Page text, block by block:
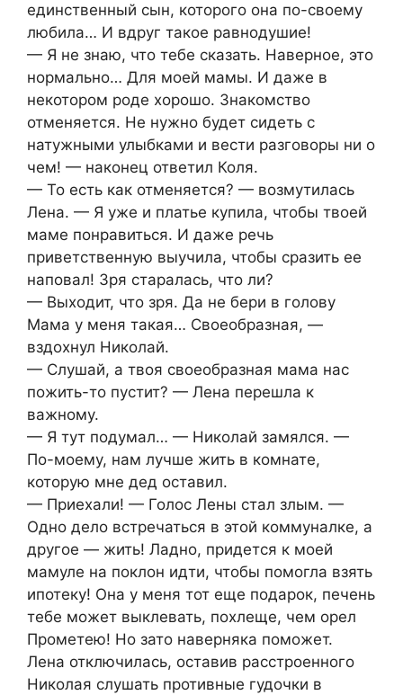
единственный сын, которого она по-своему
любила… И вдруг такое равнодушие!
— Я не знаю, что тебе сказать. Наверное, это
нормально… Для моей мамы. И даже в
некотором роде хорошо. Знакомство
отменяется. Не нужно будет сидеть с
натужными улыбками и вести разговоры ни о
чем! — наконец ответил Коля.
— То есть как отменяется? — возмутилась
Лена. — Я уже и платье купила, чтобы твоей
маме понравиться. И даже речь
приветственную выучила, чтобы сразить ее
наповал! Зря старалась, что ли?
— Выходит, что зря. Да не бери в голову
Мама у меня такая… Своеобразная, —
вздохнул Николай.
— Слушай, а твоя своеобразная мама нас
пожить-то пустит? — Лена перешла к
важному.
— Я тут подумал… — Николай замялся. —
По-моему, нам лучше жить в комнате,
которую мне дед оставил.
— Приехали! — Голос Лены стал злым. —
Одно дело встречаться в этой коммуналке, а
другое — жить! Ладно, придется к моей
мамуле на поклон идти, чтобы помогла взять
ипотеку! Она у меня тот еще подарок, печень
тебе может выклевать, похлеще, чем орел
Прометею! Но зато наверняка поможет.
Лена отключилась, оставив расстроенного
Николая слушать противные гудочки в